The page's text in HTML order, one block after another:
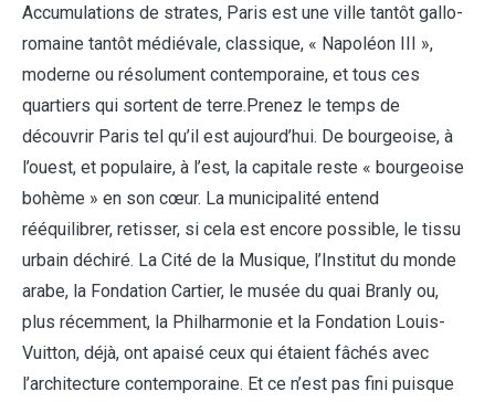
Accumulations de strates, Paris est une ville tantôt gallo-
romaine tantôt médiévale, classique, « Napoléon III »,
moderne ou résolument contemporaine, et tous ces
quartiers qui sortent de terre.Prenez le temps de
découvrir Paris tel qu’il est aujourd’hui. De bourgeoise, à
l’ouest, et populaire, à l’est, la capitale reste « bourgeoise
bohème » en son cœur. La municipalité entend
rééquilibrer, retisser, si cela est encore possible, le tissu
urbain déchiré. La Cité de la Musique, l’Institut du monde
arabe, la Fondation Cartier, le musée du quai Branly ou,
plus récemment, la Philharmonie et la Fondation Louis-
Vuitton, déjà, ont apaisé ceux qui étaient fâchés avec
l’architecture contemporaine. Et ce n’est pas fini puisque